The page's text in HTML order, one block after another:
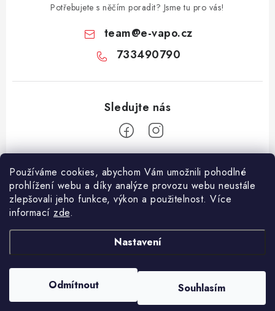
Používáme cookies, abychom Vám umožnili pohodlné
prohlížení webu a díky analýze provozu webu neustále
zlepšovali jeho funkce, výkon a použitelnost. Více
informací zde.
Nastavení
Odmítnout Souhlasím
Potřebujete s něčím poradit? Jsme tu pro vás!
team@e-vapo.cz
733490790
Facebook
Jak reklamovat či vrátit zboží
cookies